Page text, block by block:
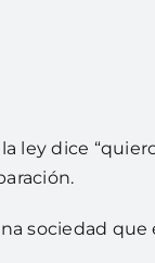
ley dice
sociedad